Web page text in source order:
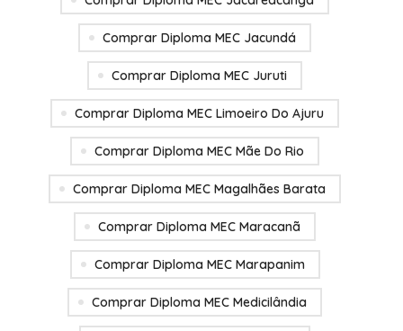
Comprar Diploma MEC Jacundá
Comprar Diploma MEC Juruti
Comprar Diploma MEC Limoeiro Do Ajuru
Comprar Diploma MEC Mãe Do Rio
Comprar Diploma MEC Magalhães Barata
Comprar Diploma MEC Maracanã
Comprar Diploma MEC Marapanim
Comprar Diploma MEC Medicilândia